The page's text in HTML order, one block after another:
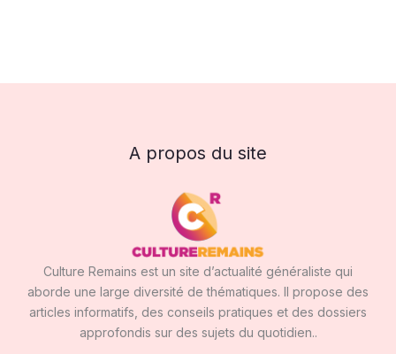
A propos du site
Culture Remains est un site d’actualité généraliste qui
aborde une large diversité de thématiques. Il propose des
articles informatifs, des conseils pratiques et des dossiers
approfondis sur des sujets du quotidien..